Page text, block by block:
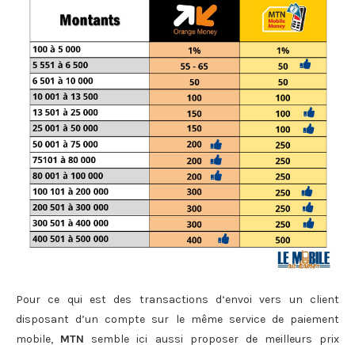
Pour ce qui est des transactions d‘envoi vers un client
disposant d’un compte sur le même service de paiement
mobile, MTN semble ici aussi proposer de meilleurs prix